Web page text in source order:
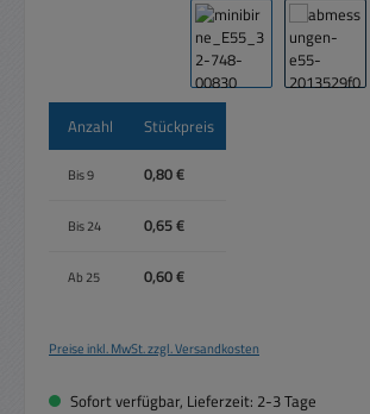
Anzahl Stückpreis
Bis9 0,80 €
Bis24 0,65 €
Ab 25 0,60 €
Preise inkl. MwSt. zzgl. Versandkosten
Sofort verfügbar, Lieferzeit: 2-3 Tage